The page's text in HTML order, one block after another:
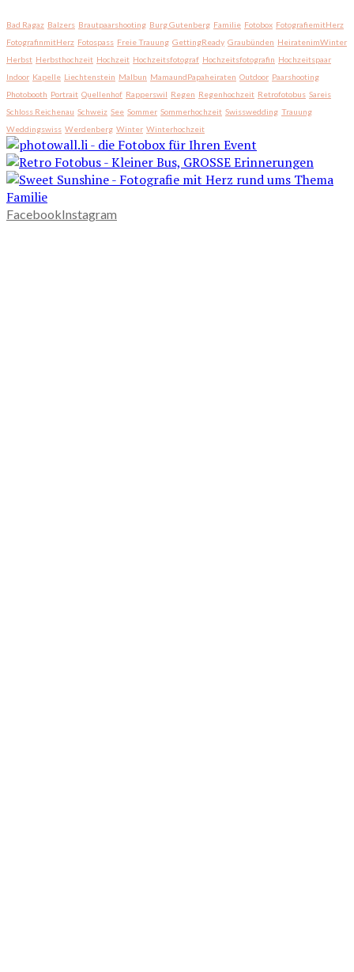
Bad Ragaz Balzers Brautpaarshooting Burg Gutenberg Familie Fotobox FotografiemitHerz
FotografinmitHerz Fotospass Freie Trauung GettingReady Graubünden HeiratenimWinter
Herbst Herbsthochzeit Hochzeit Hochzeitsfotograf Hochzeitsfotografin Hochzeitspaar
Indoor Kapelle Liechtenstein Malbun MamaundPapaheiraten Outdoor Paarshooting
Photobooth Portrait Quellenhof Rapperswil Regen Regenhochzeit Retrofotobus Sareis
Schloss Reichenau Schweiz See Sommer Sommerhochzeit Swisswedding Trauung
Weddingswiss Werdenberg Winter Winterhochzeit
FacebookInstagram